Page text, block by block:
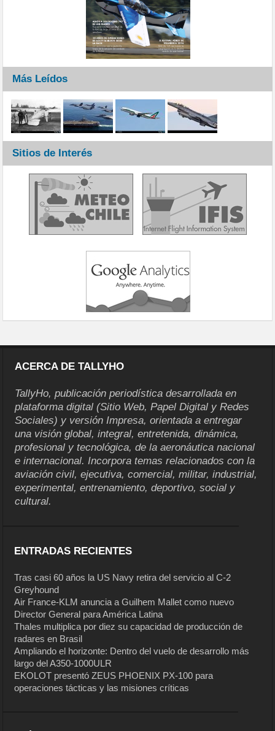
Más Leídos
Sitios de Interés
ACERCA DE TALLYHO
TallyHo, publicación periodística desarrollada en
plataforma digital (Sitio Web, Papel Digital y Redes
Sociales) y versión Impresa, orientada a entregar
una visión global, integral, entretenida, dinámica,
profesional y tecnológica, de la aeronáutica nacional
e internacional. Incorpora temas relacionados con la
aviación civil, ejecutiva, comercial, militar, industrial,
experimental, entrenamiento, deportivo, social y
cultural.
ENTRADAS RECIENTES
Tras casi 60 años la US Navy retira del servicio al C-2
Greyhound
Air France-KLM anuncia a Guilhem Mallet como nuevo
Director General para América Latina
Thales multiplica por diez su capacidad de producción de
radares en Brasil
Ampliando el horizonte: Dentro del vuelo de desarrollo más
largo del A350-1000ULR
EKOLOT presentó ZEUS PHOENIX PX-100 para
operaciones tácticas y las misiones críticas